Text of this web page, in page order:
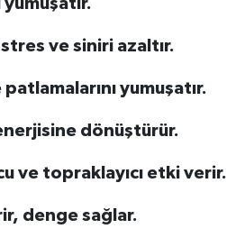
ve siniri azaltır.
yumuşatır.
dönüştürür.
ve topraklayıcı etki verir.
denge sağlar.